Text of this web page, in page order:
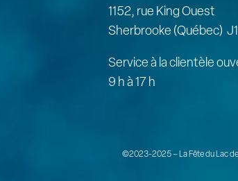
1152, rue King Ouest
Sherbrooke (Québec)
Service à la clientèle
9 h à 17 h
©2023-2025 – La Fête du Lac